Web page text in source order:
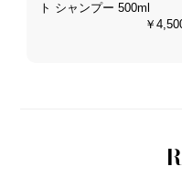
ト シャンプー 500ml
￥